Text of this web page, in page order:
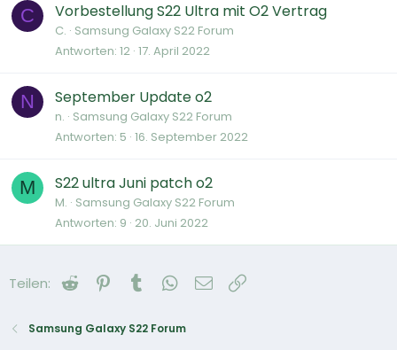
C Vorbestellung S22 Ultra mit O2 Vertrag
C. Samsung Galaxy S22 Forum
Antworten 12 17. April 2022
N September Update o2
n. Samsung Galaxy S22 Forum
Antworten 5 16. September 2022
M S22 ultra Juni patch o2
M. Samsung Galaxy S22 Forum
Antworten 9 20. Juni 2022
Teilen: Reddit Pinterest
Tumblr WhatsApp
E-Mail
Samsung Galaxy S22 Forum